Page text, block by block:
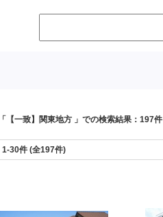
「【一致】関東地方 」での検索結果：197件
1-30件 (全197件)